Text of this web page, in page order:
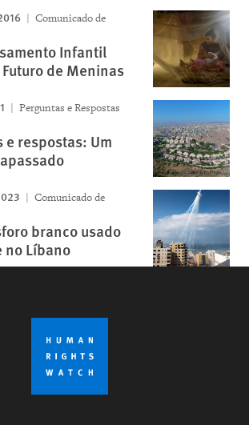
Comunicado de
Infantil
de Meninas
Perguntas e Respostas
e respostas: Um
Comunicado de
branco usado
no Líbano